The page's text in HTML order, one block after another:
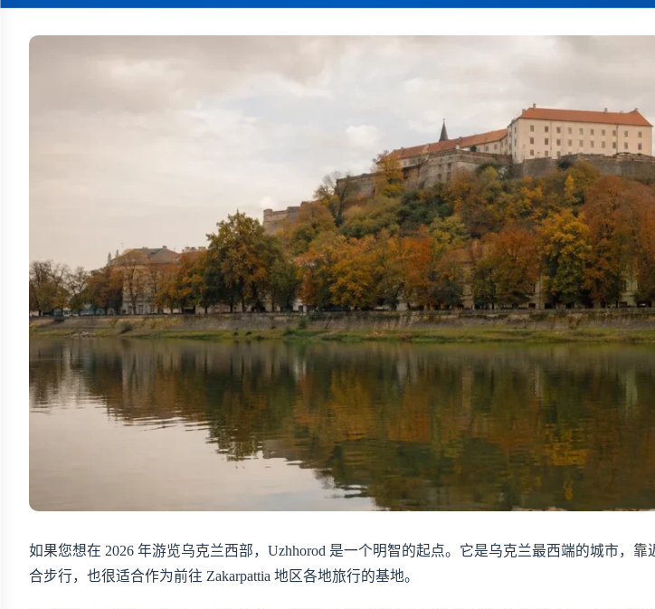
如果您想在 2026 年游览乌克兰西部，Uzhhorod 是一个明智的起点。它是乌克兰最西端的城市，
合步行，也很适合作为前往 Zakarpattia 地区各地旅行的基地。